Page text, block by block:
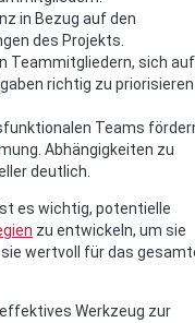
in Bezug auf den
des Projekts.
Teammitgliedern, sich auf
richtig zu priorisieren
Teams
Abhängigkeiten zu
deutlich.
es wichtig, potentielle
zu entwickeln, um sie
wertvoll für das
Werkzeug zur